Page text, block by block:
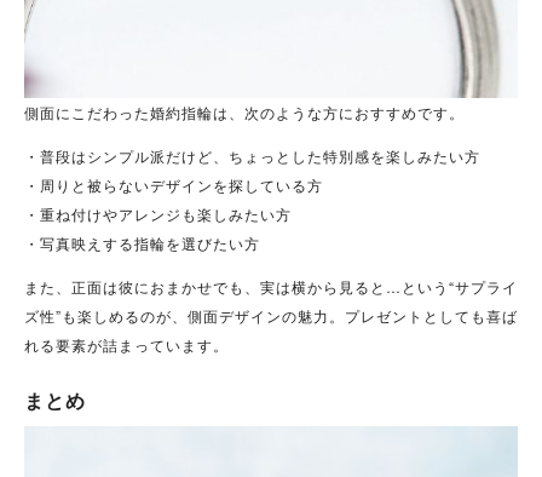
側面にこだわった婚約指輪は、次のような方におすすめです。
・普段はシンプル派だけど、ちょっとした特別感を楽しみたい方
・周りと被らないデザインを探している方
・重ね付けやアレンジも楽しみたい方
・写真映えする指輪を選びたい方
また、正面は彼におまかせでも、実は横から見ると…という“サプライ
ズ性”も楽しめるのが、側面デザインの魅力。プレゼントとしても喜ば
れる要素が詰まっています。
まとめ